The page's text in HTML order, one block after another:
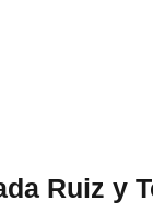
Ruiz y